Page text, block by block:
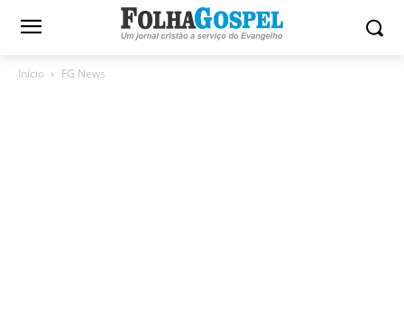
Início FG News